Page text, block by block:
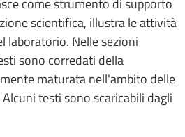
come strumento di supporto
scientifica, illustra le attività
laboratorio. Nelle sezioni
sono corredati della
maturata nell'ambito delle
testi sono scaricabili dagli